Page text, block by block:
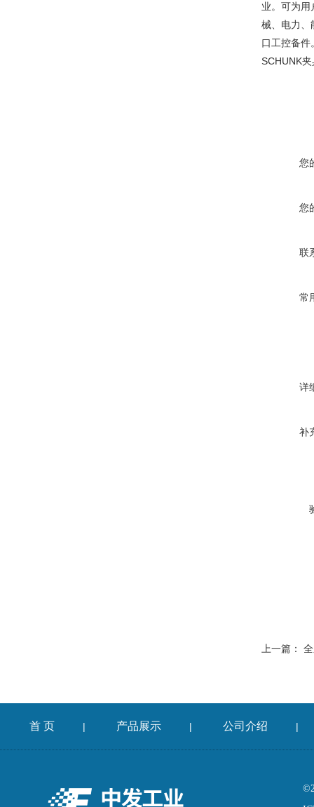
业。可为用
械、电力、
口工控备件
SCHUNK
您
您
联
常
详
补
上一篇：
首 页 | 产品展示 | 公司介绍 |